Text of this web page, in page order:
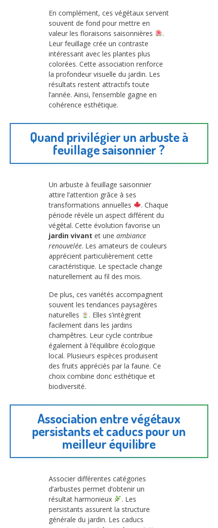
En complément, ces végétaux servent
souvent de fond pour mettre en
valeur les floraisons saisonnières
.
Leur feuillage crée un contraste
intéressant avec les plantes plus
colorées. Cette association renforce
la profondeur visuelle du jardin. Les
résultats restent attractifs toute
l’année. Ainsi, l’ensemble gagne en
cohérence esthétique.
Quand privilégier un arbuste à
feuillage saisonnier ?
Un arbuste à feuillage saisonnier
attire l’attention grâce à ses
transformations annuelles
. Chaque
période révèle un aspect différent du
végétal. Cette évolution favorise un
jardin vivant et une ambiance
renouvelée. Les amateurs de couleurs
apprécient particulièrement cette
caractéristique. Le spectacle change
naturellement au fil des mois.
De plus, ces variétés accompagnent
souvent les tendances paysagères
naturelles
. Elles s’intègrent
facilement dans les jardins
champêtres. Leur cycle contribue
également à l’équilibre écologique
local. Plusieurs espèces produisent
des fruits appréciés par la faune. Ce
choix combine donc esthétique et
biodiversité.
Association entre végétaux
persistants et caducs pour un
meilleur équilibre
Associer différentes catégories
d’arbustes permet d’obtenir un
résultat harmonieux
. Les
persistants assurent la structure
générale du jardin. Les caducs